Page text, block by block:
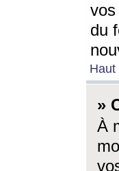
vos
du
Haut
»
À